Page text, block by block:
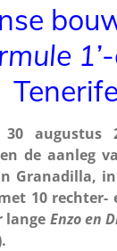
1’
Tenerife
30
de aanleg
Granadilla,
10
lange Enzo en